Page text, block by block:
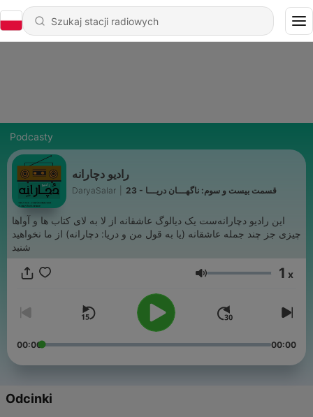
Podcasty
رادیو دچارانه
DaryaSalar 23 - قسمت بیست و سوم: ناگهـــان دریـــا
این رادیو دچارانه‌ست یک دیالوگ عاشقانه از لا به لای کتاب ها و آواها
چیزی جز چند جمله عاشقانه (یا به قول من و دریا: دچارانه) از ما نخواهید
شنید
Głośność 1 x
00:00 00:00
Odcinki